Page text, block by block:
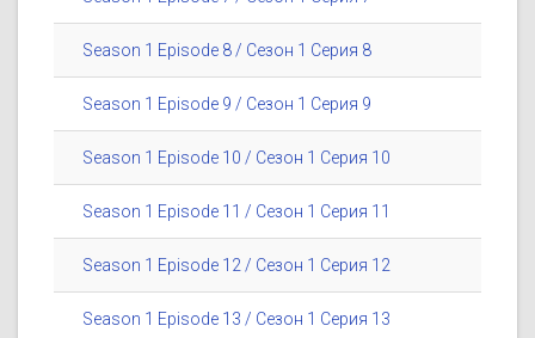
Season 1 Episode 8 / Сезон 1 Серия 8
Season 1 Episode 9 / Сезон 1 Серия 9
Season 1 Episode 10 / Сезон 1 Серия 10
Season 1 Episode 11 / Сезон 1 Серия 11
Season 1 Episode 12 / Сезон 1 Серия 12
Season 1 Episode 13 / Сезон 1 Серия 13